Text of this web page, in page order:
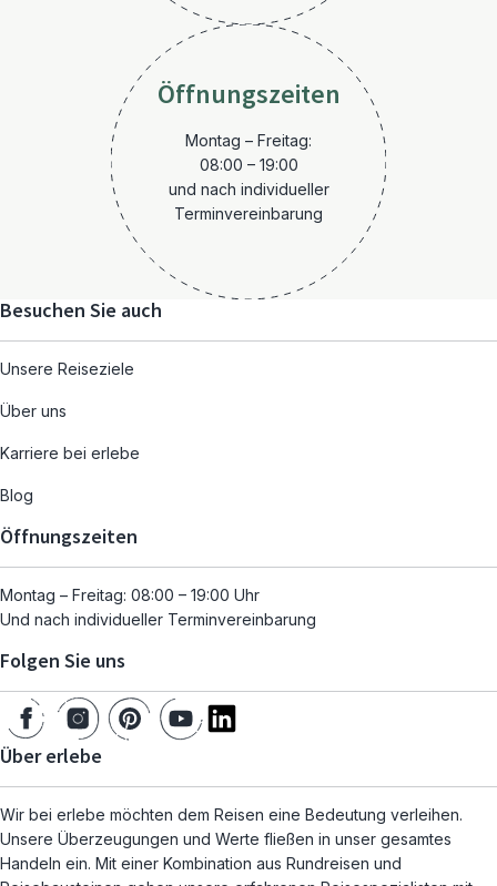
Öffnungszeiten
Montag – Freitag:
08:00 – 19:00
und nach individueller
Terminvereinbarung
Besuchen Sie auch
Unsere Reiseziele
Über uns
Karriere bei erlebe
Blog
Öffnungszeiten
Montag – Freitag: 08:00 – 19:00 Uhr
Und nach individueller Terminvereinbarung
Folgen Sie uns
Über erlebe
Wir bei erlebe möchten dem Reisen eine Bedeutung verleihen.
Unsere Überzeugungen und Werte fließen in unser gesamtes
Handeln ein. Mit einer Kombination aus Rundreisen und